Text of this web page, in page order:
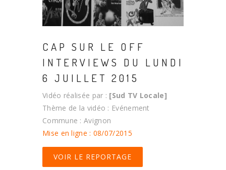
CAP SUR LE OFF
INTERVIEWS DU LUNDI
6 JUILLET 2015
Vidéo réalisée par : [Sud TV Locale]
Thème de la vidéo : Evénement
Commune : Avignon
Mise en ligne : 08/07/2015
VOIR LE REPORTAGE